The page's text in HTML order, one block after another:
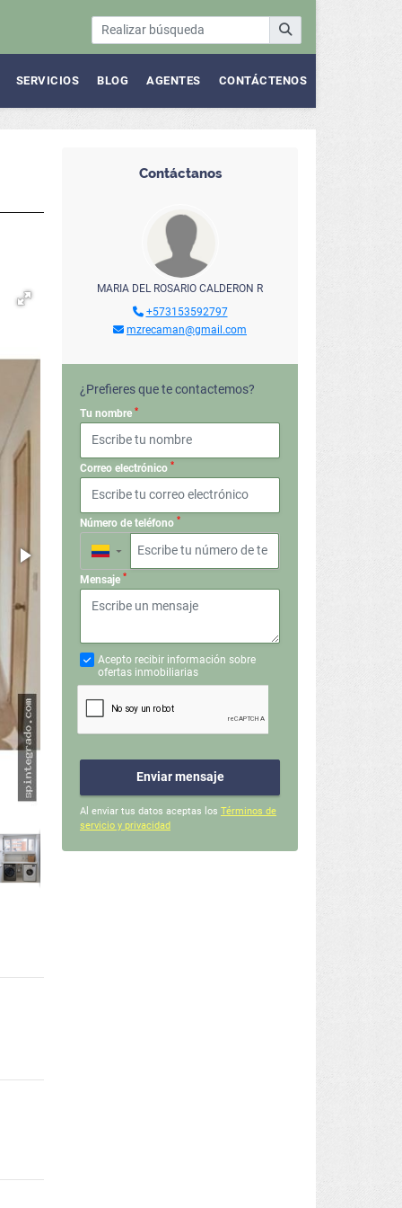
SERVICIOS BLOG AGENTES CONTÁCTENOS
Contáctanos
MARIA DEL ROSARIO CALDERON R
+573153592797
mzrecaman@gmail.com
¿Prefieres que te contactemos?
Tu nombre *
Correo electrónico *
Número de teléfono *
▼
Mensaje *
Acepto recibir información sobre
ofertas inmobiliarias
Enviar mensaje
Al enviar tus datos aceptas los Términos de
servicio y privacidad